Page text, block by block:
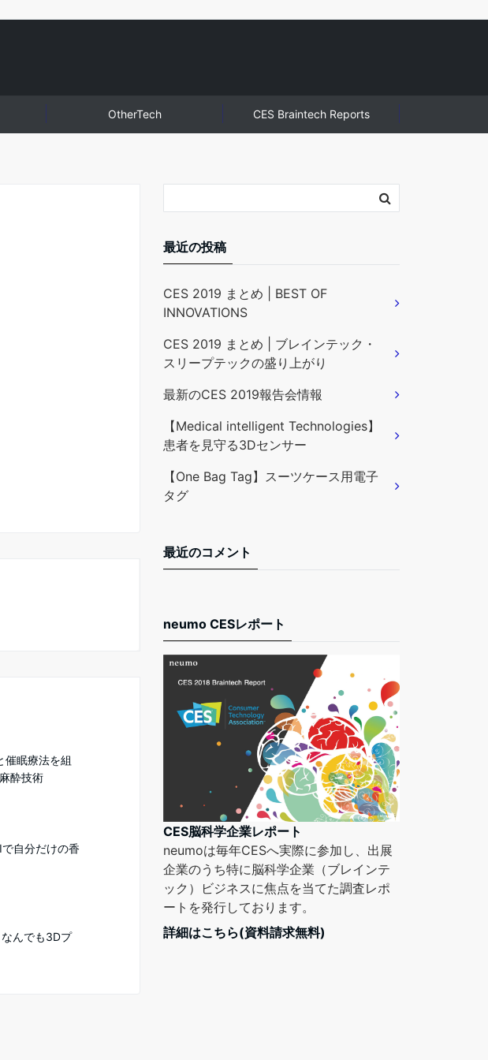
OtherTech CES Braintech Reports
催眠療法を組
酔技術
で自分だけの香
なんでも3Dプ
最近の投稿
CES 2019 まとめ | BEST OF
INNOVATIONS
CES 2019 まとめ | ブレインテック・
スリープテックの盛り上がり
最新のCES 2019報告会情報
【Medical intelligent Technologies】
患者を見守る3Dセンサー
【One Bag Tag】スーツケース用電子
タグ
最近のコメント
neumo CESレポート
CES脳科学企業レポート
neumoは毎年CESへ実際に参加し、出展
企業のうち特に脳科学企業（ブレインテ
ック）ビジネスに焦点を当てた調査レポ
ートを発行しております。
詳細はこちら(資料請求無料)